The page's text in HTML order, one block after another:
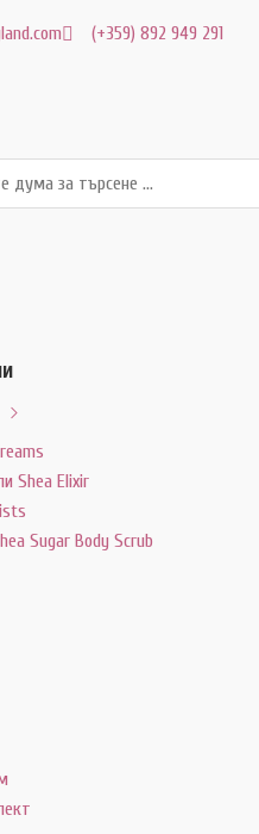
(+359) 892 949 291
Shea Elixir
Sugar Body Scrub